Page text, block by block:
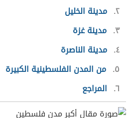
٢ مدينة الخليل
٣ مدينة غزة
٤ مدينة الناصرة
٥ من المدن الفلسطينية الكبيرة
٦ المراجع